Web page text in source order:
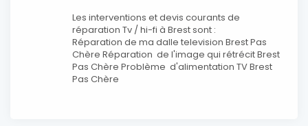
Les interventions et devis courants de
réparation Tv / hi-fi à Brest sont :
Réparation de ma dalle television Brest Pas
Chère Réparation de l'image qui rétrécit Brest
Pas Chère Problème d'alimentation TV Brest
Pas Chère